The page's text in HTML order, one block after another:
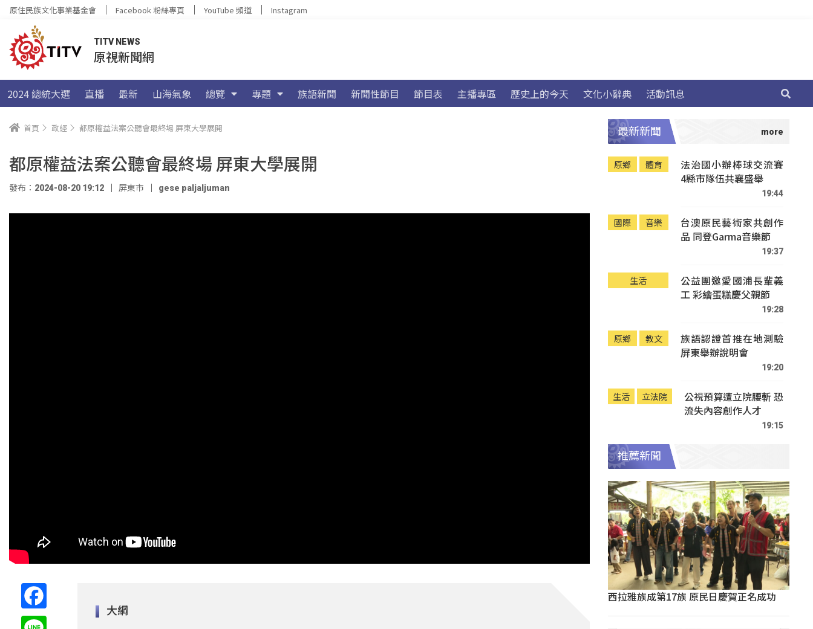
原住民族文化事業基金會 Facebook 粉絲專頁 YouTube 頻道 Instagram
TITV NEWS
原視新聞網
2024 總統大選 直播 最新 山海氣象 總覽 專題 族語新聞 新聞性節目 節目表 主播專區 歷史上的今天 文化小辭典 活動訊息
首頁 政經 都原權益法案公聽會最終場 屏東大學展開
都原權益法案公聽會最終場 屏東大學展開
發布：2024-08-20 19:12 屏東市 gese paljaljuman
大綱
最新新聞
原鄉 體育
法治國小辦棒球交流賽
4縣市隊伍共襄盛舉
19:44
國際 音樂
台澳原民藝術家共創作
品 同登Garma音樂節
19:37
生活
公益團邀愛國浦長輩義
工 彩繪蛋糕慶父親節
19:28
原鄉 教文
族語認證首推在地測驗
屏東舉辦說明會
19:20
生活 立法院
公視預算遭立院腰斬 恐
流失內容創作人才
19:15
推薦新聞
西拉雅族成第17族 原民日慶賀正名成功